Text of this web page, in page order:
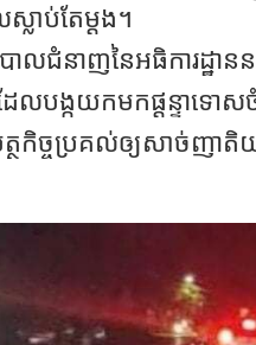
លាប់តែម្ដង។
ាលជំនាញនៃអធិការដ្ឋា
ែលបង្កយកមកផ្តន្ទាទោ
ត្ថកិច្ចប្រគល់ឲ្យសាច់ញា